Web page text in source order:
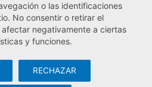
Noticia siguiente →
la Economía Social y del Trabajo
o las identificaciones
No consentir o retirar el
negativamente a ciertas
y funciones.
RECHAZAR